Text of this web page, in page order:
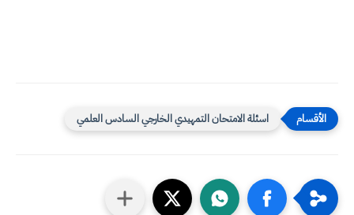
اسئلة الامتحان التمهيدي الخارجي السادس العلمي